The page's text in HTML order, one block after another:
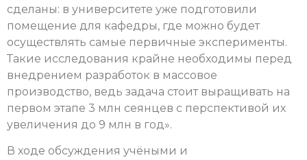
сделаны: в университете уже подготовили
помещение для кафедры, где можно будет
осуществлять самые первичные эксперименты.
Такие исследования крайне необходимы перед
внедрением разработок в массовое
производство, ведь задача стоит выращивать на
первом этапе 3 млн сеянцев с перспективой их
увеличения до 9 млн в год».
В ходе обсуждения учёными и